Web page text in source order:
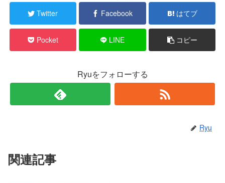
Twitter Facebook はてブ
Pocket LINE コピー
Ryuをフォローする
Ryu
関連記事